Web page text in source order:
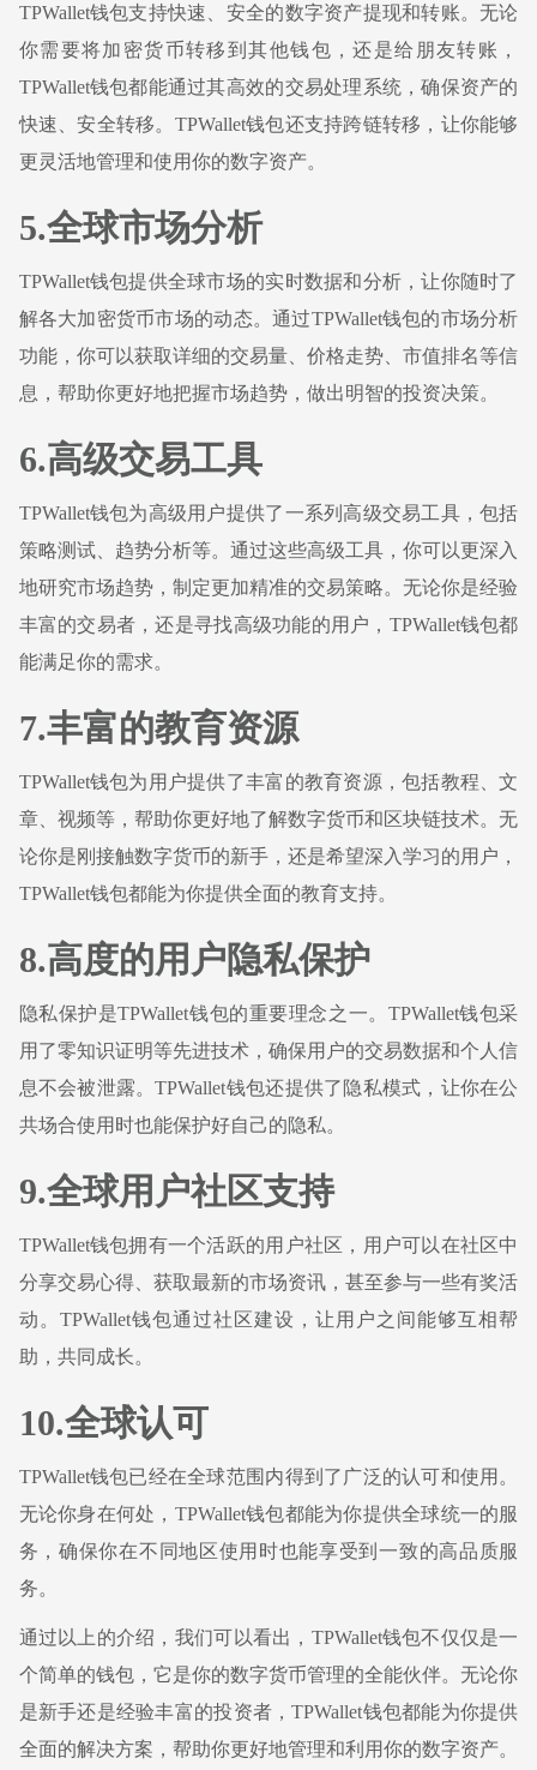
TPWallet钱包支持快速、安全的数字资产提现和转账。无论
你需要将加密货币转移到其他钱包，还是给朋友转账，
TPWallet钱包都能通过其高效的交易处理系统，确保资产的
快速、安全转移。TPWallet钱包还支持跨链转移，让你能够
更灵活地管理和使用你的数字资产。
5.全球市场分析
TPWallet钱包提供全球市场的实时数据和分析，让你随时了
解各大加密货币市场的动态。通过TPWallet钱包的市场分析
功能，你可以获取详细的交易量、价格走势、市值排名等信
息，帮助你更好地把握市场趋势，做出明智的投资决策。
6.高级交易工具
TPWallet钱包为高级用户提供了一系列高级交易工具，包括
策略测试、趋势分析等。通过这些高级工具，你可以更深入
地研究市场趋势，制定更加精准的交易策略。无论你是经验
丰富的交易者，还是寻找高级功能的用户，TPWallet钱包都
能满足你的需求。
7.丰富的教育资源
TPWallet钱包为用户提供了丰富的教育资源，包括教程、文
章、视频等，帮助你更好地了解数字货币和区块链技术。无
论你是刚接触数字货币的新手，还是希望深入学习的用户，
TPWallet钱包都能为你提供全面的教育支持。
8.高度的用户隐私保护
隐私保护是TPWallet钱包的重要理念之一。TPWallet钱包采
用了零知识证明等先进技术，确保用户的交易数据和个人信
息不会被泄露。TPWallet钱包还提供了隐私模式，让你在公
共场合使用时也能保护好自己的隐私。
9.全球用户社区支持
TPWallet钱包拥有一个活跃的用户社区，用户可以在社区中
分享交易心得、获取最新的市场资讯，甚至参与一些有奖活
动。TPWallet钱包通过社区建设，让用户之间能够互相帮
助，共同成长。
10.全球认可
TPWallet钱包已经在全球范围内得到了广泛的认可和使用。
无论你身在何处，TPWallet钱包都能为你提供全球统一的服
务，确保你在不同地区使用时也能享受到一致的高品质服
务。
通过以上的介绍，我们可以看出，TPWallet钱包不仅仅是一
个简单的钱包，它是你的数字货币管理的全能伙伴。无论你
是新手还是经验丰富的投资者，TPWallet钱包都能为你提供
全面的解决方案，帮助你更好地管理和利用你的数字资产。